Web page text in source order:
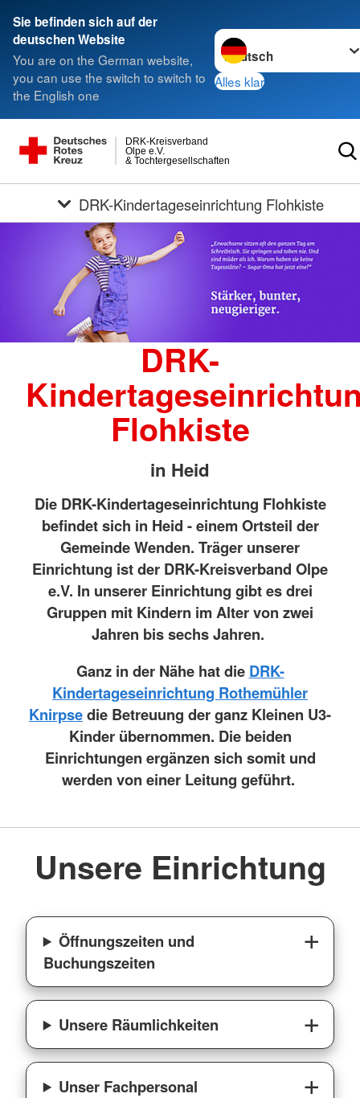
Sie befinden sich auf der
deutschen Website
You are on the German website,
you can use the switch to switch to
the English one
Sprache wechseln zu
Alles klar
& Tochtergesellschaften
Olpe e.V.
DRK-Kreisverband
DRK-Kindertageseinrichtung Flohkiste
DRK-
Flohkiste
in Heid
Die DRK-Kindertageseinrichtung Flohkiste
befindet sich in Heid - einem Ortsteil der
Gemeinde Wenden. Träger unserer
Einrichtung ist der DRK-Kreisverband Olpe
e.V. In unserer Einrichtung gibt es drei
Gruppen mit Kindern im Alter von zwei
Jahren bis sechs Jahren.
Ganz in der Nähe hat die DRK-
Kindertageseinrichtung Rothemühler
Knirpsedie Betreuung der ganz Kleinen U3-
Kinder übernommen. Die beiden
Einrichtungen ergänzen sich somit und
werden von einer Leitung geführt.
Unsere Einrichtung
Öffnungszeiten und
Buchungszeiten
Unsere Räumlichkeiten
Unser Fachpersonal